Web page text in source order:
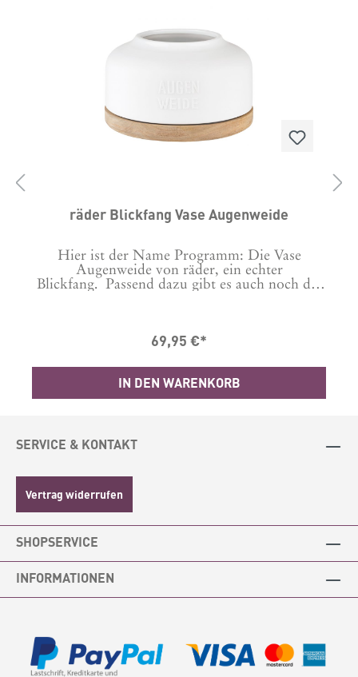
räder Blickfang Vase Augenweide
Hier ist der Name Programm: Die Vase
Augenweide von räder, ein echter
Blickfang. Passend dazu gibt es auch noch die
69,95 €*
IN DEN WARENKORB
SERVICE & KONTAKT
Vertrag widerrufen
SHOPSERVICE
INFORMATIONEN